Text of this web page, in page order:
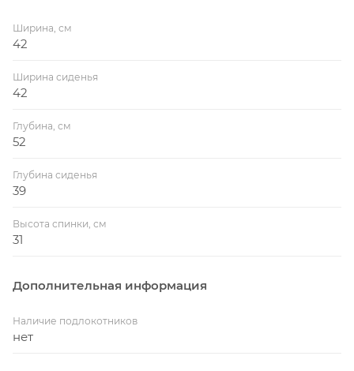
Ширина, см
42
Ширина сиденья
42
Глубина, см
52
Глубина сиденья
39
Высота спинки, см
31
Дополнительная информация
Наличие подлокотников
нет